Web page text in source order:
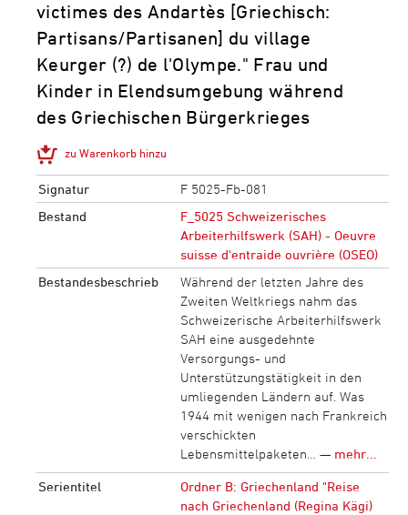
victimes des Andartès [Griechisch:
Partisans/Partisanen] du village
Keurger (?) de l'Olympe." Frau und
Kinder in Elendsumgebung während
des Griechischen Bürgerkrieges
zu Warenkorb hinzu
Signatur
F 5025-Fb-081
Bestand
F_5025 Schweizerisches
Arbeiterhilfswerk (SAH) - Oeuvre
suisse d'entraide ouvrière (OSEO)
Bestandesbeschrieb
Während der letzten Jahre des
Zweiten Weltkriegs nahm das
Schweizerische Arbeiterhilfswerk
SAH eine ausgedehnte
Versorgungs- und
Unterstützungstätigkeit in den
umliegenden Ländern auf. Was
1944 mit wenigen nach Frankreich
verschickten
Lebensmittelpaketen… — mehr...
Serientitel
Ordner B: Griechenland "Reise
nach Griechenland (Regina Kägi)